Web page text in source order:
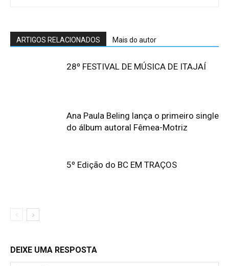
ARTIGOS RELACIONADOS Mais do autor
28º FESTIVAL DE MÚSICA DE ITAJAÍ
Ana Paula Beling lança o primeiro single
do álbum autoral Fêmea-Motriz
5º Edição do BC EM TRAÇOS
DEIXE UMA RESPOSTA